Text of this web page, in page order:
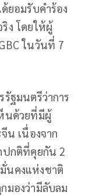
ยอมรับคำร้อง
ง โดยให้ผู้
ในวันที่ 7
ฐมนตรีว่าการ
นด้วยที่มีผู้
น เนื่องจาก
ปกติที่คุยกัน 2
นคงแห่งชาติ
มองว่ามีลับลม